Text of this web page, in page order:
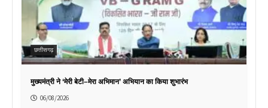
छत्तीसगढ़
मुख्यमंत्री ने ‘मेरी बेटी–मेरा अभिमान’ अभियान का किया शुभारंभ
06/08/2026